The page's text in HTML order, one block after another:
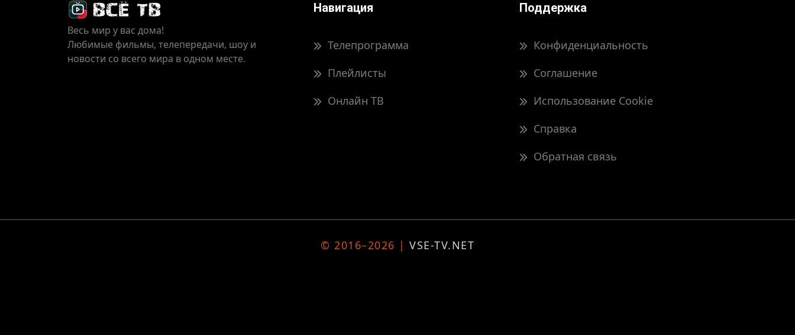
Весь мир у вас дома!
Любимые фильмы, телепередачи, шоу и
новости со всего мира в одном месте.
Навигация
Телепрограмма
Плейлисты
Онлайн ТВ
Поддержка
Конфиденциальность
Соглашение
Использование Cookie
Справка
Обратная связь
© 2016–2026 | VSE-TV.NET